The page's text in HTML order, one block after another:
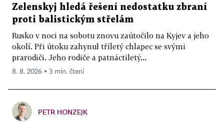
Zelenskyj hledá řešení nedostatku zbraní
proti balistickým střelám
Rusko v noci na sobotu znovu zaútočilo na Kyjev a jeho
okolí. Při útoku zahynul tříletý chlapec se svými
prarodiči. Jeho rodiče a patnáctiletý...
8. 8. 2026 ▪ 3 min. čtení
PETR HONZEJK